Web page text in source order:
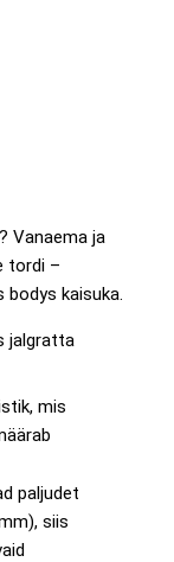
Vanaema ja
tordi –
kaisuka.
jalgratta
mis
paljudet
siis